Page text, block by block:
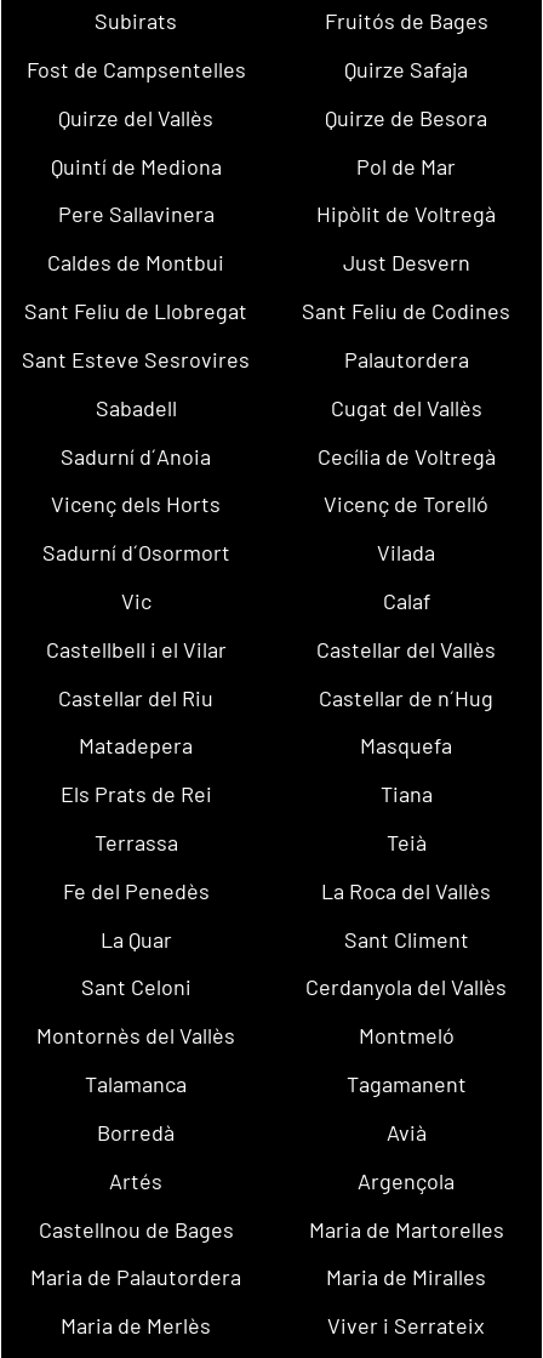
Subirats
Fruitós de Bages
Fost de Campsentelles
Quirze Safaja
Quirze del Vallès
Quirze de Besora
Quintí de Mediona
Pol de Mar
Pere Sallavinera
Hipòlit de Voltregà
Caldes de Montbui
Just Desvern
Sant Feliu de Llobregat
Sant Feliu de Codines
Sant Esteve Sesrovires
Palautordera
Sabadell
Cugat del Vallès
Sadurní d´Anoia
Cecília de Voltregà
Vicenç dels Horts
Vicenç de Torelló
Sadurní d´Osormort
Vilada
Vic
Calaf
Castellbell i el Vilar
Castellar del Vallès
Castellar del Riu
Castellar de n´Hug
Matadepera
Masquefa
Els Prats de Rei
Tiana
Terrassa
Teià
Fe del Penedès
La Roca del Vallès
La Quar
Sant Climent
Sant Celoni
Cerdanyola del Vallès
Montornès del Vallès
Montmeló
Talamanca
Tagamanent
Borredà
Avià
Artés
Argençola
Castellnou de Bages
Maria de Martorelles
Maria de Palautordera
Maria de Miralles
Maria de Merlès
Viver i Serrateix